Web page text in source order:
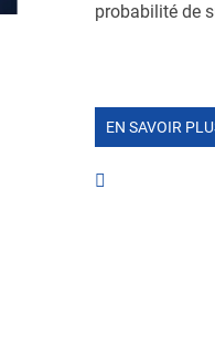
probabilité de
EN SAVOIR